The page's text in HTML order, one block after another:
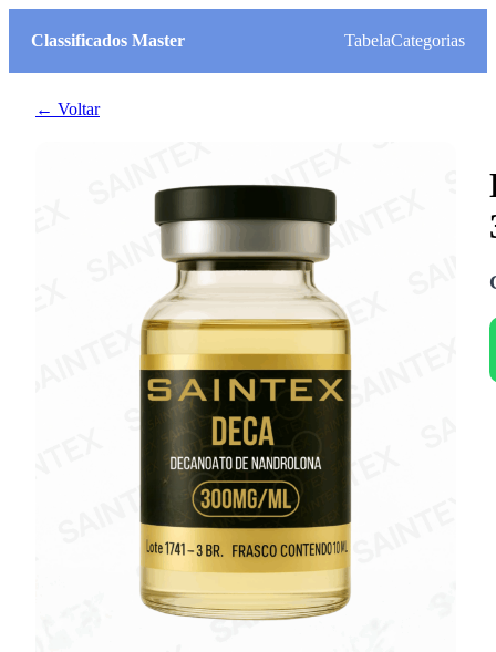
Classificados Master TabelaCategorias
← Voltar